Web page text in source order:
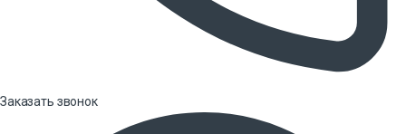
Заказать звонок